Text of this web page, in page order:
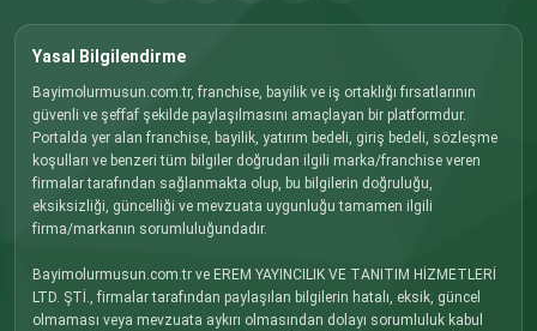
Yasal Bilgilendirme
Bayimolurmusun.com.tr, franchise, bayilik ve iş ortaklığı fırsatlarının
güvenli ve şeffaf şekilde paylaşılmasını amaçlayan bir platformdur.
Portalda yer alan franchise, bayilik, yatırım bedeli, giriş bedeli, sözleşme
koşulları ve benzeri tüm bilgiler doğrudan ilgili marka/franchise veren
firmalar tarafından sağlanmakta olup, bu bilgilerin doğruluğu,
eksiksizliği, güncelliği ve mevzuata uygunluğu tamamen ilgili
firma/markanın sorumluluğundadır.
Bayimolurmusun.com.tr ve EREM YAYINCILIK VE TANITIM HİZMETLERİ
LTD. ŞTİ., firmalar tarafından paylaşılan bilgilerin hatalı, eksik, güncel
olmaması veya mevzuata aykırı olmasından dolayı sorumluluk kabul